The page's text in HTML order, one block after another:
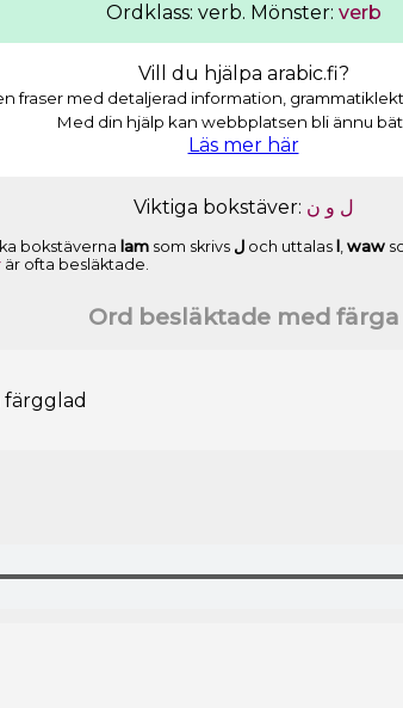
Ordklass: verb. Mönster: verb
Vill du hjälpa arabic.fi?
fraser med detaljerad information,
Med din hjälp kan webbplatsen bli ännu
Läs mer här
Viktiga bokstäver: ﻝ ﻭ ﻥ
bokstäverna lam som skrivs ﻝ och uttalas , waw
är ofta besläktade.
Ord besläktade med färga
färgglad